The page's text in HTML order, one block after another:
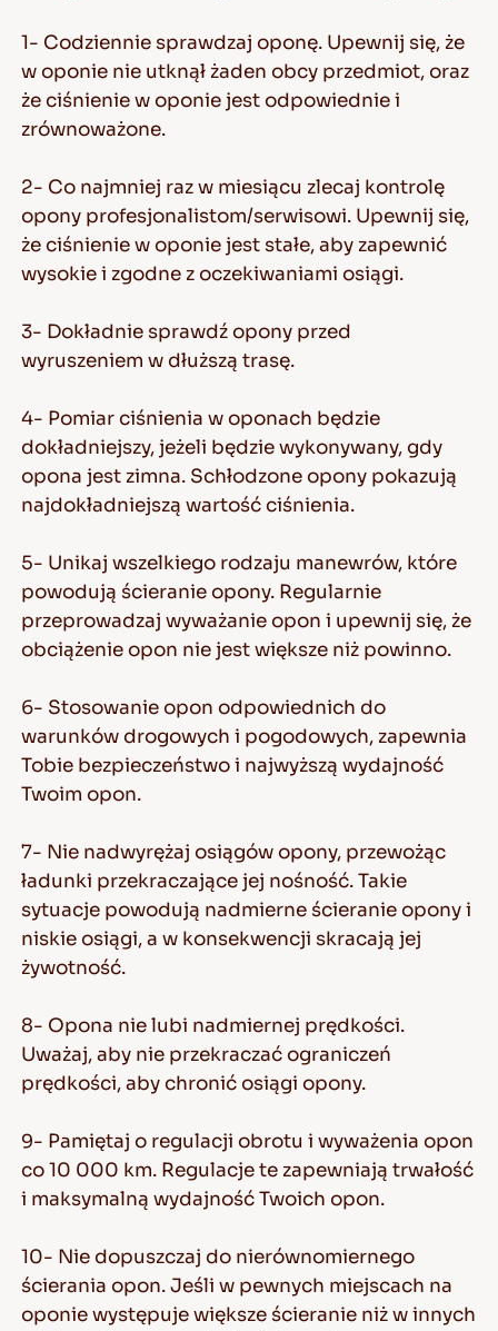
1- Codziennie sprawdzaj oponę. Upewnij się, że
w oponie nie utknął żaden obcy przedmiot, oraz
że ciśnienie w oponie jest odpowiednie i
zrównoważone.
2- Co najmniej raz w miesiącu zlecaj kontrolę
opony profesjonalistom/serwisowi. Upewnij się,
że ciśnienie w oponie jest stałe, aby zapewnić
wysokie i zgodne z oczekiwaniami osiągi.
3- Dokładnie sprawdź opony przed
wyruszeniem w dłuższą trasę.
4- Pomiar ciśnienia w oponach będzie
dokładniejszy, jeżeli będzie wykonywany, gdy
opona jest zimna. Schłodzone opony pokazują
najdokładniejszą wartość ciśnienia.
5- Unikaj wszelkiego rodzaju manewrów, które
powodują ścieranie opony. Regularnie
przeprowadzaj wyważanie opon i upewnij się, że
obciążenie opon nie jest większe niż powinno.
6- Stosowanie opon odpowiednich do
warunków drogowych i pogodowych, zapewnia
Tobie bezpieczeństwo i najwyższą wydajność
Twoim opon.
7- Nie nadwyrężaj osiągów opony, przewożąc
ładunki przekraczające jej nośność. Takie
sytuacje powodują nadmierne ścieranie opony i
niskie osiągi, a w konsekwencji skracają jej
żywotność.
8- Opona nie lubi nadmiernej prędkości.
Uważaj, aby nie przekraczać ograniczeń
prędkości, aby chronić osiągi opony.
9- Pamiętaj o regulacji obrotu i wyważenia opon
co 10 000 km. Regulacje te zapewniają trwałość
i maksymalną wydajność Twoich opon.
10- Nie dopuszczaj do nierównomiernego
ścierania opon. Jeśli w pewnych miejscach na
oponie występuje większe ścieranie niż w innych